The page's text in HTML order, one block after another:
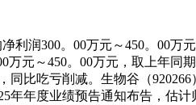
润300。00万元～450。00万
元～450。00万元，取上年同
比吃亏削减。生物谷（
年度业绩预告通知布告，估计